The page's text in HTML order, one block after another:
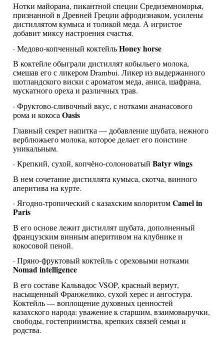
Нотки майорана, пикантной специи Средиземноморья,
признанной в Древней Греции афродизиаком, усилены
дистиллятом кумыса и толикой меда. А игристое
добавит миксу настроения счастья.
· Медово-копченный коктейльHoney horse
В коктейле обыграли дистиллят кобыльего молока,
смешав его с ликером Drambui. Ликер из выдержанного
шотландского виски с ароматом меда, аниса, шафрана,
мускатного ореха и различных трав.
· Фруктово-сливочный вкус, с нотками ананасового
рома и кокосаOasis
Главный секрет напитка — добавление шубата, нежного
верблюжьего молока, которое делает его поистине
уникальным.
· Крепкий, сухой, копчёно-солоноватыйBatyr wings
В нем сочетание дистиллята кумыса, скотча, винного
аперитива на курте.
· Ягодно-тропический с казахским колоритомCamel in
Paris
В его основе лежит дистиллят шубата, дополненный
французским винным аперитивом на клубнике и
кокосовой пеной.
· Пряно-фруктовый коктейль с ореховыми нотками
Nomad intelligence
В его составе Кальвадос VSOP, красный вермут,
насыщенный Франжелико, сухой херес и ангостура.
Коктейль — воплощение духовных ценностей
казахского народа: уважение к старшим, взаимовыручки,
свободы, гостеприимства, крепких связей семьи и
родства.